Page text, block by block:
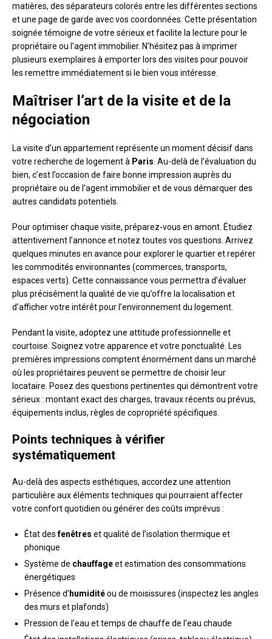
matières, des séparateurs colorés entre les différentes sections
et une page de garde avec vos coordonnées. Cette présentation
soignée témoigne de votre sérieux et facilite la lecture pour le
propriétaire ou l’agent immobilier. N’hésitez pas à imprimer
plusieurs exemplaires à emporter lors des visites pour pouvoir
les remettre immédiatement si le bien vous intéresse.
Maîtriser l’art de la visite et de la
négociation
La visite d’un appartement représente un moment décisif dans
votre recherche de logement à Paris . Au-delà de l’évaluation du
bien, c’est l’occasion de faire bonne impression auprès du
propriétaire ou de l’agent immobilier et de vous démarquer des
autres candidats potentiels.
Pour optimiser chaque visite, préparez-vous en amont. Étudiez
attentivement l’annonce et notez toutes vos questions. Arrivez
quelques minutes en avance pour explorer le quartier et repérer
les commodités environnantes (commerces, transports,
espaces verts). Cette connaissance vous permettra d’évaluer
plus précisément la qualité de vie qu’offre la localisation et
d’afficher votre intérêt pour l’environnement du logement.
Pendant la visite, adoptez une attitude professionnelle et
courtoise. Soignez votre apparence et votre ponctualité. Les
premières impressions comptent énormément dans un marché
où les propriétaires peuvent se permettre de choisir leur
locataire. Posez des questions pertinentes qui démontrent votre
sérieux : montant exact des charges, travaux récents ou prévus,
équipements inclus, règles de copropriété spécifiques.
Points techniques à vérifier
systématiquement
Au-delà des aspects esthétiques, accordez une attention
particulière aux éléments techniques qui pourraient affecter
votre confort quotidien ou générer des coûts imprévus :
État desfenêtres et qualité de l’isolation thermique et
phonique
Système de chauffageet estimation des consommations
énergétiques
Présence d’ humiditéou de moisissures (inspectez les angles
des murs et plafonds)
Pression de l’eau et temps de chauffe de l’eau chaude